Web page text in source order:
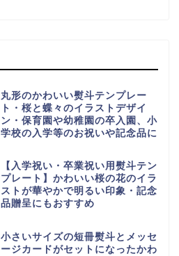
丸形のかわいい熨斗テンプレー
ト・桜と蝶々のイラストデザイ
ン・保育園や幼稚園の卒入園、小
学校の入学等のお祝いや記念品に
【入学祝い・卒業祝い用熨斗テン
プレート】かわいい桜の花のイラ
ストが華やかで明るい印象・記念
品贈呈にもおすすめ
小さいサイズの短冊熨斗とメッセ
ージカードがセットになったかわ